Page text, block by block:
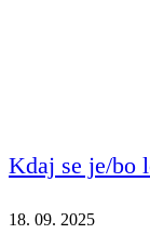
Kdaj se je/bo
18. 09. 2025